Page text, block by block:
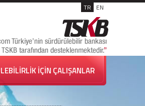
TR EN
İÇİN ÇALIŞANLAR